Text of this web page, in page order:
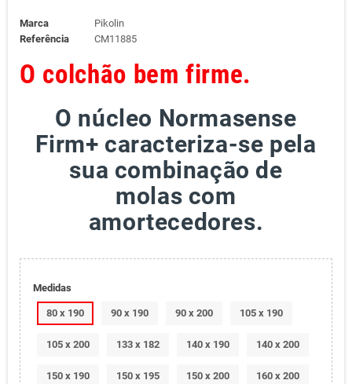
Marca
Pikolin
Referência
CM11885
O colchão bemfirme.
O núcleo Normasense
Firm+ caracteriza-se pela
sua combinação de
molas com
amortecedores.
Medidas
80 x 190 90 x 190 90 x 200 105 x 190
105 x 200 133 x 182 140 x 190 140 x 200
150 x 190 150 x 195 150 x 200 160 x 200